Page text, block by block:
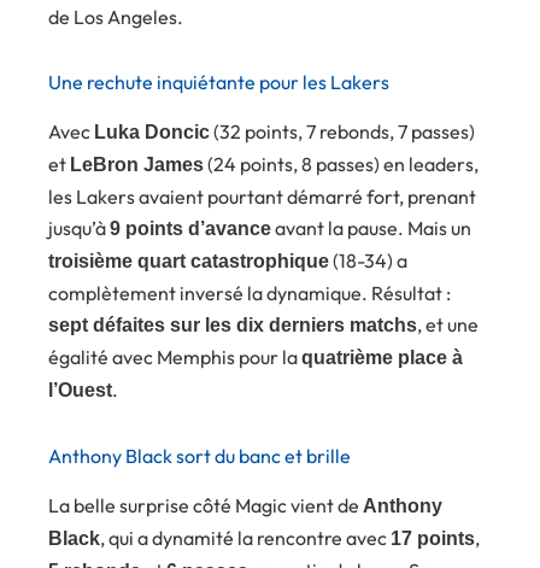
de Los Angeles.
Une rechute inquiétante pour les Lakers
Avec Luka Doncic(32 points, 7 rebonds, 7 passes)
et LeBron James(24 points, 8 passes) en leaders,
les Lakers avaient pourtant démarré fort, prenant
jusqu’à9 points d’avanceavant la pause. Mais un
troisième quart catastrophique(18-34) a
complètement inversé la dynamique. Résultat :
sept défaites sur les dix derniers matchs, et une
égalité avec Memphis pour laquatrième place à
l’Ouest.
Anthony Black sort du banc et brille
La belle surprise côté Magic vient de Anthony
Black, qui a dynamité la rencontre avec 17 points,